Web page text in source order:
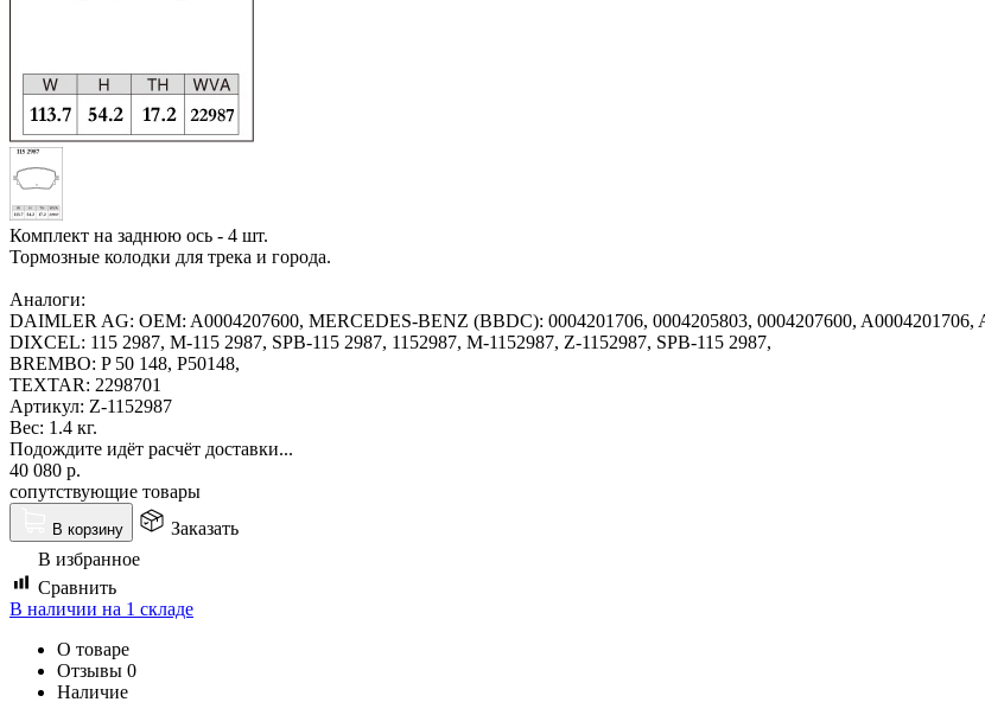
Комплект на заднюю ось - 4 шт.
Тормозные колодки для трека и города.
Аналоги:
DAIMLER AG: OEM: A0004207600, MERCEDES-BENZ (BBDC): 0004201706, 0004205803, 0004207600, A0004201706,
DIXCEL: 115 2987, M-115 2987, SPB-115 2987, 1152987, M-1152987, Z-1152987, SPB-115 2987,
BREMBO: P 50 148, P50148,
TEXTAR: 2298701
Артикул: Z-1152987
Вес: 1.4 кг.
Подождите идёт расчёт доставки...
40 080 р.
сопутствующие товары
В корзину
Заказать
В избранное
Сравнить
В наличии на 1 складе
О товаре
Отзывы 0
Наличие